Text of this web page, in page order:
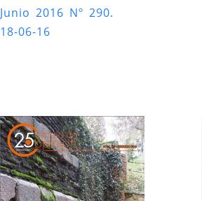
Junio 2016 Nº 290.
18-06-16